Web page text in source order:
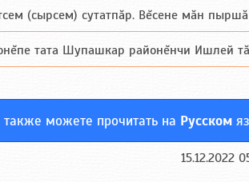
(сырсем) сутатпăр. Вĕсене мăн пыршă
тата Шупашкар районĕнчи Ишлей
можете прочитать на Русском
15.12.2022